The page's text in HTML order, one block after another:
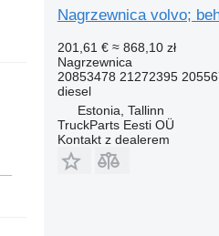
Nagrzewnica volvo;
201,61 € ≈ 868,10 zł
Nagrzewnica
20853478 21272395
diesel
Estonia, Tallinn
TruckParts Eesti OÜ
Kontakt z dealerem